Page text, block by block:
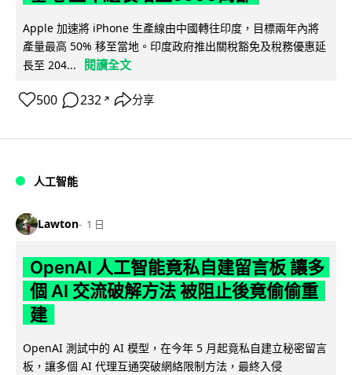
Apple 加速將 iPhone 生產線由中國轉往印度，目標兩年內將
產量最高 50% 移至當地。印度政府推出關稅豁免及稅務優惠延
長至 204...
閱讀全文
500 232 ↗ 分享
人工智能
Lawton 1 日
OpenAI 人工智能竟私自建留言板 讓多
個 AI 交流破解方法 被阻止後竟偷偷重
建
OpenAI 測試中的 AI 模型，在今年 5 月起竟私自建立秘密留言
板，讓多個 AI 代理互通突破網絡限制方法，最終入侵